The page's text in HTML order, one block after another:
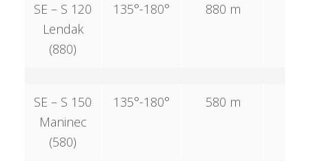
SE – S 120
Lendak
(880)
135°-180° 880 m
SE – S 150
Maninec
(580)
135°-180° 580 m